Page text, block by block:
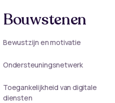
Bouwstenen
Bewustzijn en motivatie
Ondersteuningsnetwerk
Toegankelijkheid van digitale
diensten